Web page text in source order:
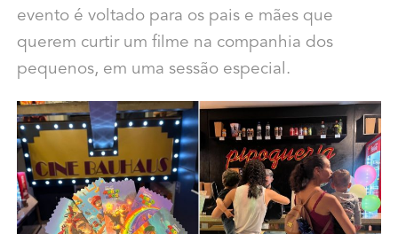
evento é voltado para os pais e mães que
querem curtir um filme na companhia dos
pequenos, em uma sessão especial.